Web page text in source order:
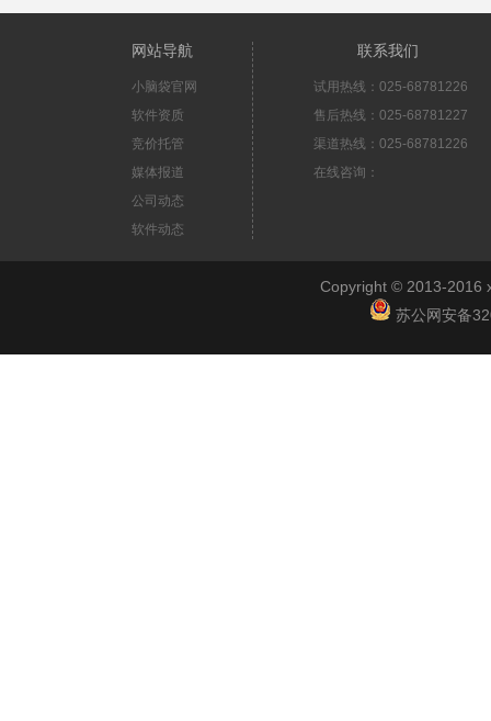
网站导航
小脑袋官网
软件资质
竞价托管
媒体报道
公司动态
软件动态
联系我们
试用热线：025-68781226
售后热线：025-68781227
渠道热线：025-68781226
在线咨询：
Copyright © 2013-2016
苏公网安备